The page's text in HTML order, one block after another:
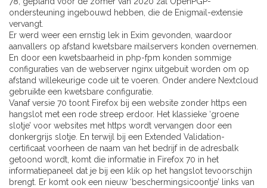
ondersteuning ingebouwd hebben, die de Enigmail-extensie
vervangt.
Er werd weer een ernstig lek in Exim gevonden, waardoor
aanvallers op afstand kwetsbare mailservers konden overnemen.
En door een kwetsbaarheid in php-fpm konden sommige
configuraties van de webserver nginx uitgebuit worden om op
afstand willekeurige code uit te voeren. Onder andere Nextcloud
gebruikte een kwetsbare configuratie.
Vanaf versie 70 toont Firefox bij een website zonder https een
hangslot met een rode streep erdoor. Het klassieke ‘groene
slotje’ voor websites met https wordt vervangen door een
donkergrijs slotje. En terwijl bij een Extended Validation-
certificaat voorheen de naam van het bedrijf in de adresbalk
getoond wordt, komt die informatie in Firefox 70 in het
informatiepaneel dat je bij een klik op het hangslot tevoorschijn
brengt. Er komt ook een nieuw ‘beschermingsicoontje’ links van